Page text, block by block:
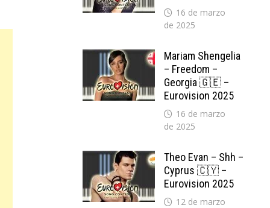
16 de marzo
de 2025
Mariam Shengelia
– Freedom –
Georgia 🇬🇪 –
Eurovision 2025
16 de marzo
de 2025
Theo Evan – Shh –
Cyprus 🇨🇾 –
Eurovision 2025
12 de marzo